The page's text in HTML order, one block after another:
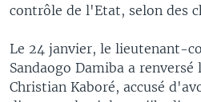
contrôle de l'Etat, selon des
Le 24 janvier, le lieutenant-
Sandaogo Damiba a
Christian Kaboré, accusé